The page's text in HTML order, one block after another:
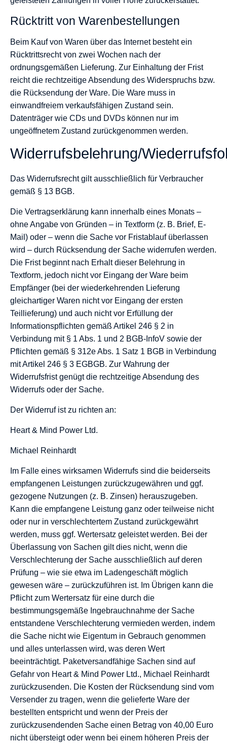
Rücktritt von Warenbestellungen
Beim Kauf von Waren über das Internet besteht ein
Rücktrittsrecht von zwei Wochen nach der
ordnungsgemäßen Lieferung. Zur Einhaltung der Frist
reicht die rechtzeitige Absendung des Widerspruchs bzw.
die Rücksendung der Ware. Die Ware muss in
einwandfreiem verkaufsfähigen Zustand sein.
Datenträger wie CDs und DVDs können nur im
ungeöffnetem Zustand zurückgenommen werden.
Widerrufsbelehrung/
Das Widerrufsrecht gilt ausschließlich für Verbraucher
gemäß § 13 BGB.
Die Vertragserklärung kann innerhalb eines Monats –
ohne Angabe von Gründen – in Textform (z. B. Brief, E-
Mail) oder – wenn die Sache vor Fristablauf überlassen
wird – durch Rücksendung der Sache widerrufen werden.
Die Frist beginnt nach Erhalt dieser Belehrung in
Textform, jedoch nicht vor Eingang der Ware beim
Empfänger (bei der wiederkehrenden Lieferung
gleichartiger Waren nicht vor Eingang der ersten
Teillieferung) und auch nicht vor Erfüllung der
Informationspflichten gemäß Artikel 246 § 2 in
Verbindung mit § 1 Abs. 1 und 2 BGB-InfoV sowie der
Pflichten gemäß § 312e Abs. 1 Satz 1 BGB in Verbindung
mit Artikel 246 § 3 EGBGB. Zur Wahrung der
Widerrufsfrist genügt die rechtzeitige Absendung des
Widerrufs oder der Sache.
Der Widerruf ist zu richten an:
Heart & Mind Power Ltd.
Michael Reinhardt
Im Falle eines wirksamen Widerrufs sind die beiderseits
empfangenen Leistungen zurückzugewähren und ggf.
gezogene Nutzungen (z. B. Zinsen) herauszugeben.
Kann die empfangene Leistung ganz oder teilweise nicht
oder nur in verschlechtertem Zustand zurückgewährt
werden, muss ggf. Wertersatz geleistet werden. Bei der
Überlassung von Sachen gilt dies nicht, wenn die
Verschlechterung der Sache ausschließlich auf deren
Prüfung – wie sie etwa im Ladengeschäft möglich
gewesen wäre – zurückzuführen ist. Im Übrigen kann die
Pflicht zum Wertersatz für eine durch die
bestimmungsgemäße Ingebrauchnahme der Sache
entstandene Verschlechterung vermieden werden, indem
die Sache nicht wie Eigentum in Gebrauch genommen
und alles unterlassen wird, was deren Wert
beeinträchtigt. Paketversandfähige Sachen sind auf
Gefahr von Heart & Mind Power Ltd., Michael Reinhardt
zurückzusenden. Die Kosten der Rücksendung sind vom
Versender zu tragen, wenn die gelieferte Ware der
bestellten entspricht und wenn der Preis der
zurückzusendenden Sache einen Betrag von 40,00 Euro
nicht übersteigt oder wenn bei einem höheren Preis der